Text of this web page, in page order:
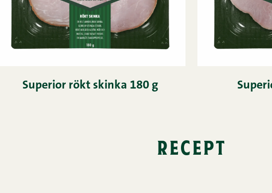
Superior rökt skinka 180 g
recept